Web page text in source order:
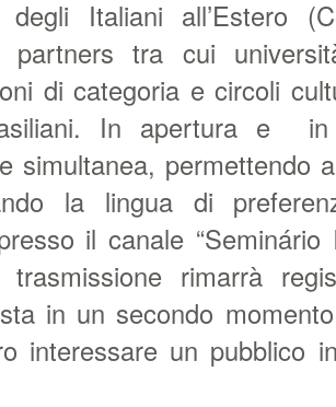
degli Italiani all’Estero
partners tra cui
di categoria e circoli
In apertura e
simultanea, permettendo
la lingua di
il canale
trasmissione rimarrà
in un secondo
interessare un pubblico